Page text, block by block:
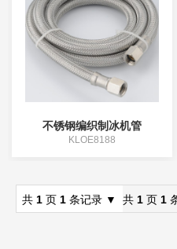
不锈钢编织制冰机管
KLOE8188
共 1页 1
共 1 页 1 条记录 ▼